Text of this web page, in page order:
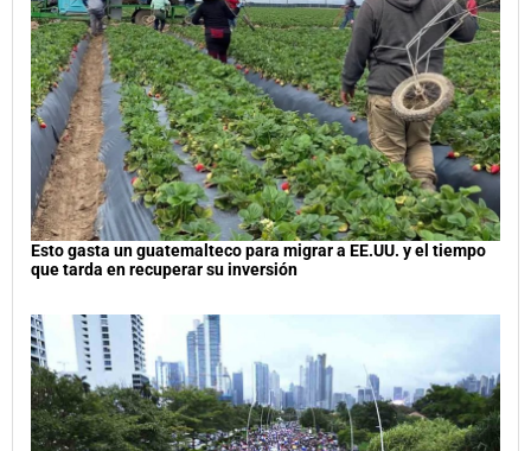
Esto gasta un guatemalteco para migrar a EE.UU. y el tiempo
que tarda en recuperar su inversión